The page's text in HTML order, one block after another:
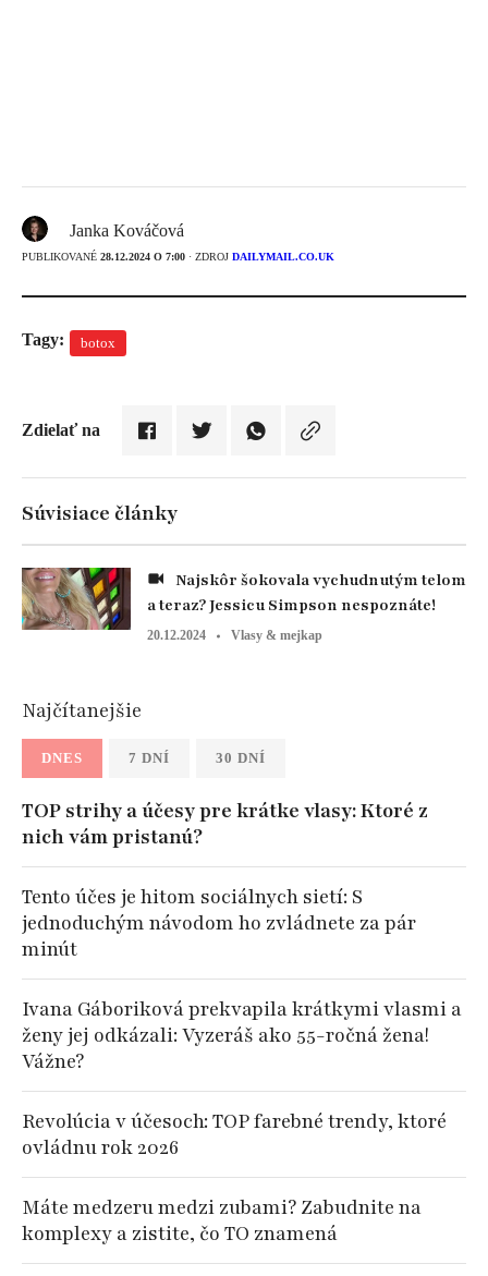
Janka Kováčová
PUBLIKOVANÉ 28.12.2024 O 7:00 · ZDROJ DAILYMAIL.CO.UK
Tagy: botox
Zdielať na
Súvisiace články
a teraz? Jessicu Simpson nespoznáte!
20.12.2024 Vlasy & mejkap
Najčítanejšie
DNES 7 DNÍ 30 DNÍ
TOP strihy a účesy pre krátke vlasy: Ktoré z
nich vám pristanú?
Tento účes je hitom sociálnych sietí: S
jednoduchým návodom ho zvládnete za pár
minút
Ivana Gáboriková prekvapila krátkymi vlasmi a
ženy jej odkázali: Vyzeráš ako 55-ročná žena!
Vážne?
Revolúcia v účesoch: TOP farebné trendy, ktoré
ovládnu rok 2026
Máte medzeru medzi zubami? Zabudnite na
komplexy a zistite, čo TO znamená